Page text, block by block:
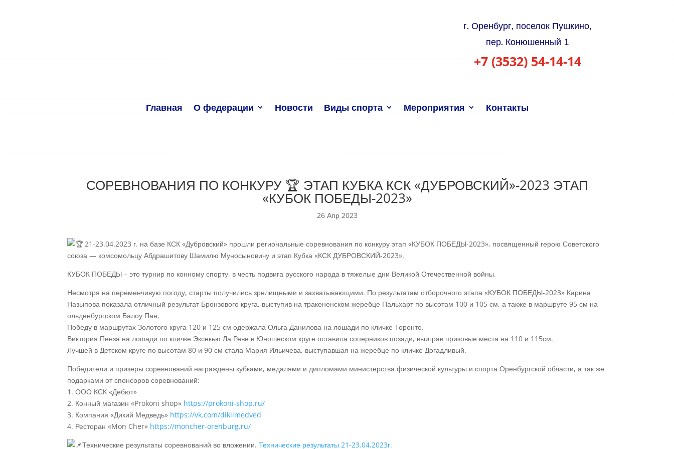
г. Оренбург, поселок Пушкино,
пер. Конюшенный 1
+7 (3532) 54-14-14
Главная О федерации Новости Виды спорта Мероприятия Контакты
СОРЕВНОВАНИЯ ПО КОНКУРУ 🏆 ЭТАП КУБКА КСК «ДУБРОВСКИЙ»-2023 ЭТАП
«КУБОК ПОБЕДЫ-2023»
26 Апр 2023
21-23.04.2023 г. на базе КСК «Дубровский» прошли региональные соревнования по конкуру этап «КУБОК ПОБЕДЫ-2023», посвященный герою Советского
союза — комсомольцу Абдрашитову Шамилю Муносыновичу и этап Кубка «КСК ДУБРОВСКИЙ-2023».
КУБОК ПОБЕДЫ – это турнир по конному спорту, в честь подвига русского народа в тяжелые дни Великой Отечественной войны.
Несмотря на переменчивую погоду, старты получились зрелищными и захватывающими. По результатам отборочного этапа «КУБОК ПОБЕДЫ-2023» Карина
Назыпова показала отличный результат Бронзового круга, выступив на тракененском жеребце Пальхарт по высотам 100 и 105 см, а также в маршруте 95 см на
ольденбургском Балоу Пан.
Победу в маршрутах Золотого круга 120 и 125 см одержала Ольга Данилова на лошади по кличке Торонто.
Виктория Пенза на лошади по кличке Эксекью Ла Реве в Юношеском круге оставила соперников позади, выиграв призовые места на 110 и 115см.
Лучшей в Детском круге по высотам 80 и 90 см стала Мария Ильичева, выступавшая на жеребце по кличке Догадливый.
Победители и призеры соревнований награждены кубками, медалями и дипломами министерства физической культуры и спорта Оренбургской области, а так же
подарками от спонсоров соревнований:
1. ООО КСК «Дебют»
2. Конный магазин «Prokoni shop» https://prokoni-shop.ru/
3. Компания «Дикий Медведь» https://vk.com/dikiimedved
4. Ресторан «Mon Cher» https://moncher-orenburg.ru/
Технические результаты соревнований во вложении.Технические результаты 21-23.04.2023г.